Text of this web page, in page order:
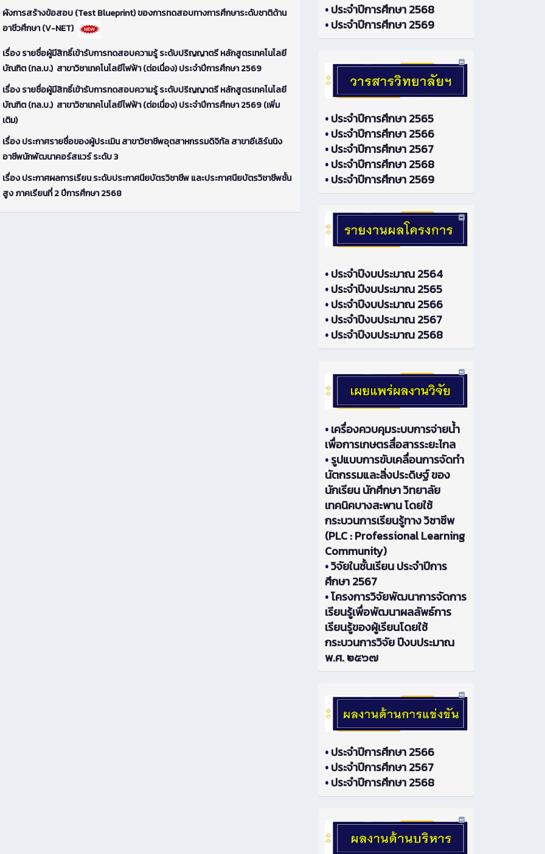
ผังการสร้างข้อสอบ (Test Blueprint) ของการทดสอบทางการศึกษาระดับชาติด้าน
อาชีวศึกษา (V-NET)
เรื่อง รายชื่อผู้มีสิทธิ์เข้ารับการทดสอบความรู้ ระดับปริญญาตรี หลักสูตรเทคโนโลยี
บัณฑิต (ทล.บ.) สาขาวิชาเทคโนโลยีไฟฟ้า (ต่อเนื่อง) ประจำปีการศึกษา 2569
เรื่อง รายชื่อผู้มีสิทธิ์เข้ารับการทดสอบความรู้ ระดับปริญญาตรี หลักสูตรเทคโนโลยี
บัณฑิต (ทล.บ.) สาขาวิชาเทคโนโลยีไฟฟ้า (ต่อเนื่อง) ประจำปีการศึกษา 2569 (เพิ่ม
เติม)
เรื่อง ประกาศรายชื่อของผู้ประเมิน สาขาวิชาชีพอุตสาหกรรมดิจิทัล สาขาอีเลิร์นนิง
อาชีพนักพัฒนาคอร์สแวร์ ระดับ 3
เรื่อง ประกาศผลการเรียน ระดับประกาศนียบัตรวิชาชีพ และประกาศนียบัตรวิชาชีพชั้น
สูง ภาคเรียนที่ 2 ปีการศึกษา 2568
•ประจำปีการศึกษา 2568
•ประจำปีการศึกษา 2569
•ประจำปีการศึกษา 2565
•ประจำปีการศึกษา 2566
•ประจำปีการศึกษา 2567
•ประจำปีการศึกษา 2568
•ประจำปีการศึกษา 2569
•ประจำปีงบประมาณ 2564
•ประจำปีงบประมาณ 2565
•ประจำปีงบประมาณ 2566
•ประจำปีงบประมาณ 2567
•ประจำปีงบประมาณ 2568
•เครื่องควบคุมระบบการจ่ายน้ำ
เพื่อการเกษตรสื่อสารระยะไกล
•รูปแบบการขับเคลื่อนการจัดทำ
นัตกรรมและสิ่งประดิษฐ์ ของ
นักเรียน นักศึกษา วิทยาลัย
เทคนิคบางสะพาน โดยใช้
กระบวนการเรียนรู้ทาง วิชาชีพ
(PLC : Professional Learning
Community)
•วิจัยในชั้นเรียน ประจำปีการ
ศึกษา 2567
•โครงการวิจัยพัฒนาการจัดการ
เรียนรู้เพื่อพัฒนาผลลัพธ์การ
เรียนรู้ของผู้เรียนโดยใช้
กระบวนการวิจัย ปีงบประมาณ
พ.ศ. ๒๕๖๗
•ประจำปีการศึกษา 2566
•ประจำปีการศึกษา 2567
•ประจำปีการศึกษา 2568